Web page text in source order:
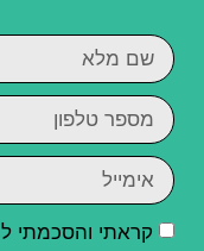
קראתי והסכמתי ל